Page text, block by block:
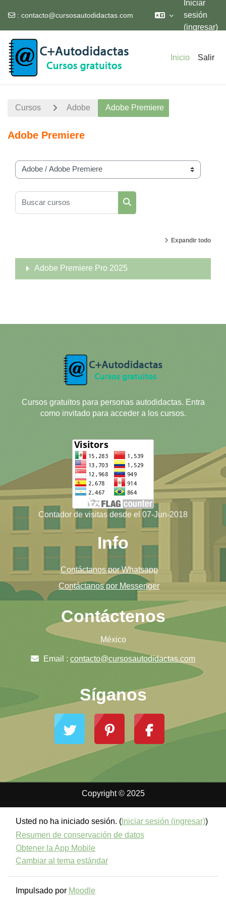
: contacto@cursosautodidactas.com
Iniciar
sesión
(ingresar)
Inicio Salir
Cursos Adobe Adobe Premiere
Adobe Premiere
Categorías
Buscar cursos
Buscar cursos
Expandir todo
Adobe Premiere Pro 2025
Cursos gratuitos para personas autodidactas. Entra
como invitado para acceder a los cursos.
Contador de visitas desde el 07-Jun-2018
Info
Contáctanos por Whatsapp
Contáctanos por Messenger
Contáctenos
México
Email : contacto@cursosautodidactas.com
Síganos
Copyright © 2025
Usted no ha iniciado sesión. ( Iniciar sesión (ingresar))
Resumen de conservación de datos
Obtener la App Mobile
Cambiar al tema estándar
Impulsado por Moodle